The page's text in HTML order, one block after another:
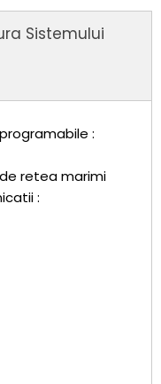
Sistemului
:
retea marimi
: